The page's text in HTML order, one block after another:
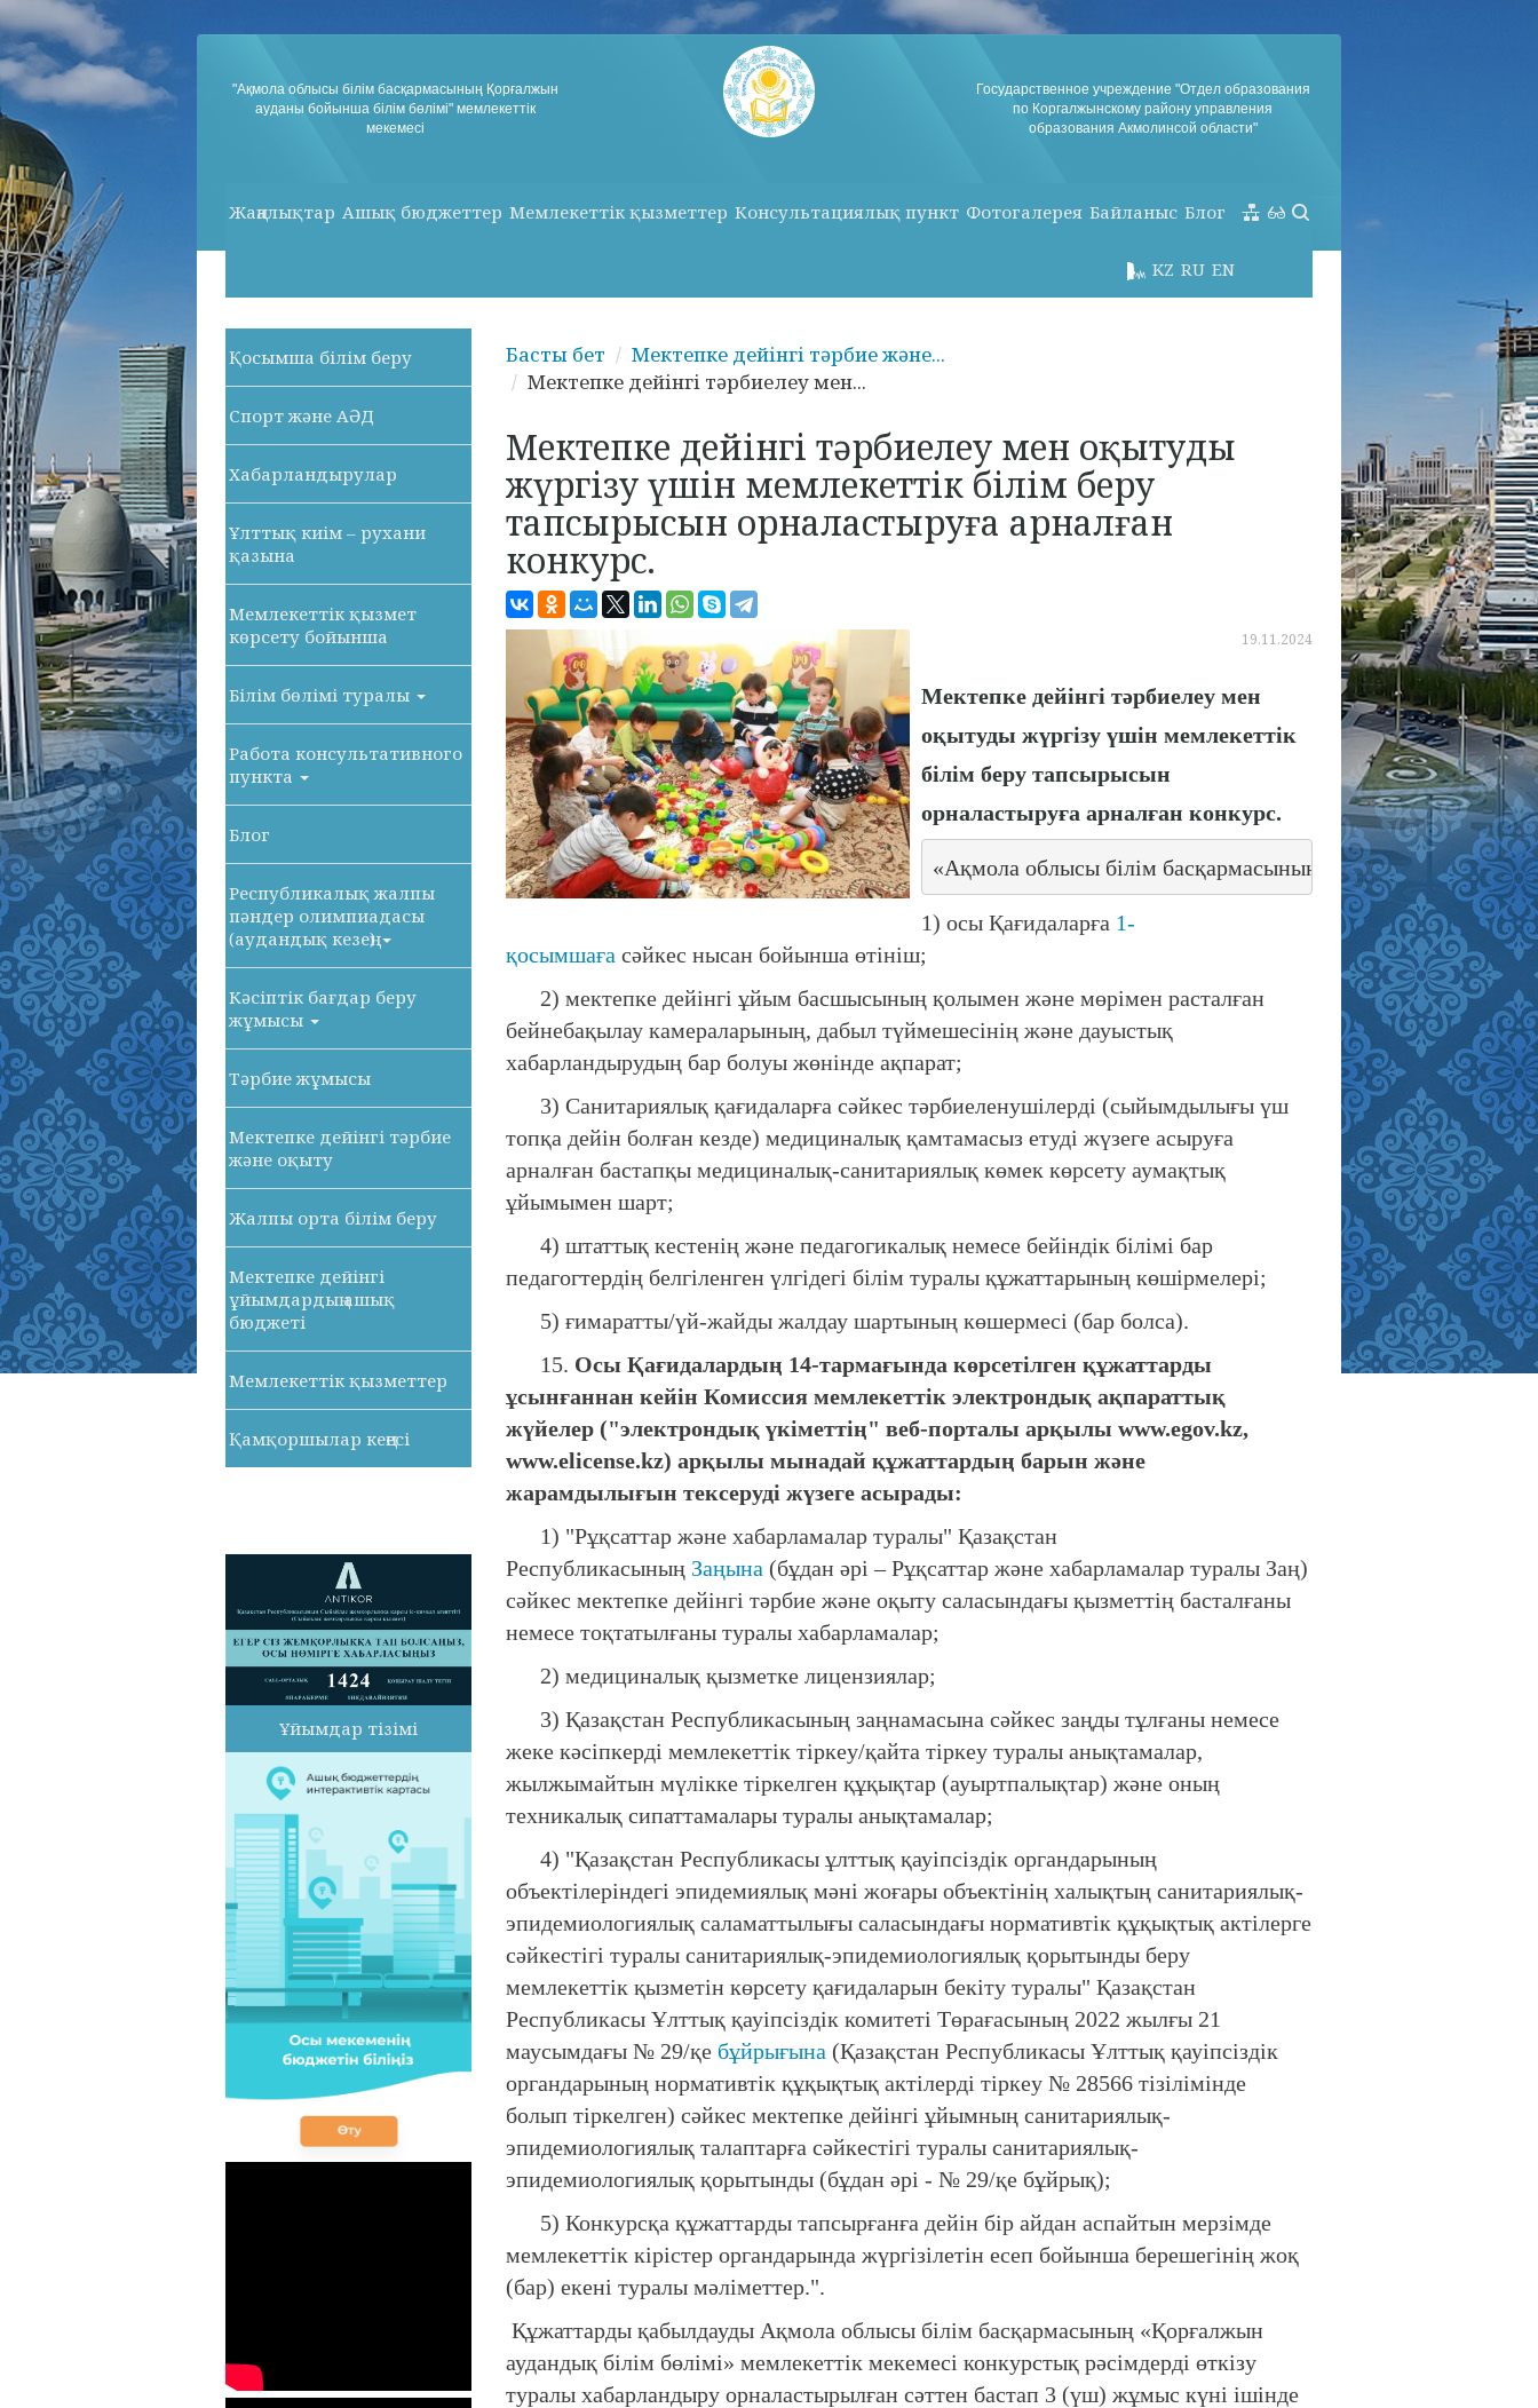
"Ақмола облысы білім басқармасының Қорғалжын
ауданы бойынша білім бөлімі" мемлекеттік
мекемесі
Государственное учреждение "Отдел образования
по Коргалжынскому району управления
образования Акмолинсой области"
Жаңалықтар Ашық бюджеттер Мемлекеттік қызметтер Консультациялық пункт Фотогалерея Байланыс Блог
EN
RU
KZ
Қосымша білім беру
Спорт және АӘД
Хабарландырулар
Ұлттық киім – рухани
қазына
Мемлекеттік қызмет
көрсету бойынша
Білім бөлімі туралы
Работа консультативного
пункта
Блог
Республикалық жалпы
пәндер олимпиадасы
(аудандық кезең)
Кәсіптік бағдар беру
жұмысы
Тәрбие жұмысы
Мектепке дейінгі тәрбие
және оқыту
Жалпы орта білім беру
Мектепке дейінгі
ұйымдардың ашық
бюджеті
Мемлекеттік қызметтер
Қамқоршылар кеңесі
Ұйымдар тізімі
Басты бет
Мектепке дейінгі тәрбие және...
Мектепке дейінгі тәрбиелеу мен...
Мектепке дейінгі тәрбиелеу мен оқытуды
жүргізу үшін мемлекеттік білім беру
тапсырысын орналастыруға арналған
конкурс.
19.11.2024
Мектепке дейінгі тәрбиелеу мен
оқытуды жүргізу үшін мемлекеттік
білім беру тапсырысын
орналастыруға арналған конкурс.
«Ақмола облысы білім басқармасының Қорғалжын ауданы
1) осы Қағидаларға 1-
қосымшаға сәйкес нысан бойынша өтініш;
2) мектепке дейінгі ұйым басшысының қолымен және мөрімен расталған
бейнебақылау камераларының, дабыл түймешесінің және дауыстық
хабарландырудың бар болуы жөнінде ақпарат;
3) Санитариялық қағидаларға сәйкес тәрбиеленушілерді (сыйымдылығы үш
топқа дейін болған кезде) медициналық қамтамасыз етуді жүзеге асыруға
арналған бастапқы медициналық-санитариялық көмек көрсету аумақтық
ұйымымен шарт;
4) штаттық кестенің және педагогикалық немесе бейіндік білімі бар
педагогтердің белгіленген үлгідегі білім туралы құжаттарының көшірмелері;
5) ғимаратты/үй-жайды жалдау шартының көшермесі (бар болса).
15. Осы Қағидалардың 14-тармағында көрсетілген құжаттарды
ұсынғаннан кейін Комиссия мемлекеттік электрондық ақпараттық
жүйелер ("электрондық үкіметтің" веб-порталы арқылы www.egov.kz,
www.elicense.kz) арқылы мынадай құжаттардың барын және
жарамдылығын тексеруді жүзеге асырады:
1) "Рұқсаттар және хабарламалар туралы" Қазақстан
Республикасының Заңына (бұдан әрі – Рұқсаттар және хабарламалар туралы Заң)
сәйкес мектепке дейінгі тәрбие және оқыту саласындағы қызметтің басталғаны
немесе тоқтатылғаны туралы хабарламалар;
2) медициналық қызметке лицензиялар;
3) Қазақстан Республикасының заңнамасына сәйкес заңды тұлғаны немесе
жеке кәсіпкерді мемлекеттік тіркеу/қайта тіркеу туралы анықтамалар,
жылжымайтын мүлікке тіркелген құқықтар (ауыртпалықтар) және оның
техникалық сипаттамалары туралы анықтамалар;
4) "Қазақстан Республикасы ұлттық қауіпсіздік органдарының
объектілеріндегі эпидемиялық мәні жоғары объектінің халықтың санитариялық-
эпидемиологиялық саламаттылығы саласындағы нормативтік құқықтық актілерге
сәйкестігі туралы санитариялық-эпидемиологиялық қорытынды беру
мемлекеттік қызметін көрсету қағидаларын бекіту туралы" Қазақстан
Республикасы Ұлттық қауіпсіздік комитеті Төрағасының 2022 жылғы 21
маусымдағы № 29/қе бұйрығына (Қазақстан Республикасы Ұлттық қауіпсіздік
органдарының нормативтік құқықтық актілерді тіркеу № 28566 тізілімінде
болып тіркелген) сәйкес мектепке дейінгі ұйымның санитариялық-
эпидемиологиялық талаптарға сәйкестігі туралы санитариялық-
эпидемиологиялық қорытынды (бұдан әрі - № 29/қе бұйрық);
5) Конкурсқа құжаттарды тапсырғанға дейін бір айдан аспайтын мерзімде
мемлекеттік кірістер органдарында жүргізілетін есеп бойынша берешегінің жоқ
(бар) екені туралы мәліметтер.".
Құжаттарды қабылдауды Ақмола облысы білім басқармасының «Қорғалжын
аудандық білім бөлімі» мемлекеттік мекемесі конкурстық рәсімдерді өткізу
туралы хабарландыру орналастырылған сәттен бастап 3 (үш) жұмыс күні ішінде